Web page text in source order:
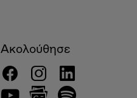
Ακολούθησε